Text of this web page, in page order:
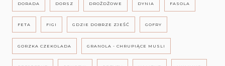
DORADA DORSZ DROŻDŻOWE DYNIA FASOLA
FETA FIGI GDZIE DOBRZE ZJEŚĆ GOFRY
GORZKA CZEKOLADA GRANOLA - CHRUPIĄCE MUSLI